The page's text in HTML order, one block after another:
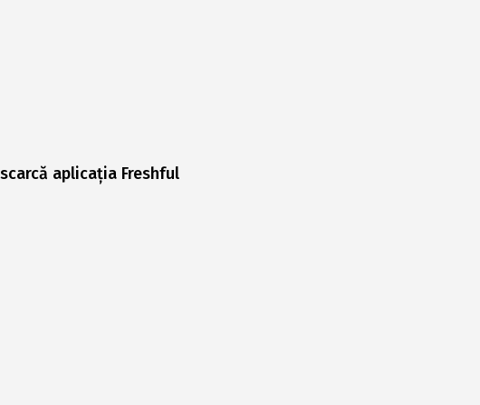
aplicația Freshful